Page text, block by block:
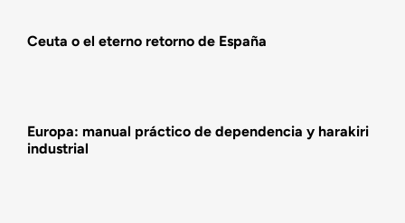
Ceuta o el eterno retorno de España
Europa: manual práctico de dependencia y harakiri
industrial